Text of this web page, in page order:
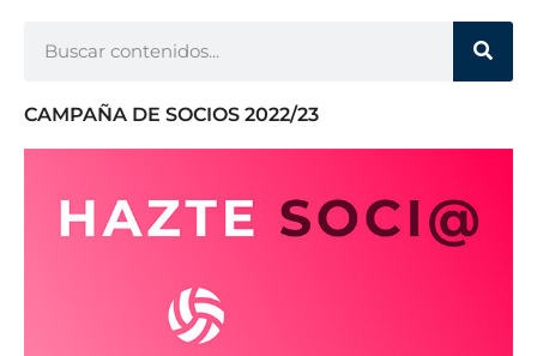
CAMPAÑA DE SOCIOS 2022/23